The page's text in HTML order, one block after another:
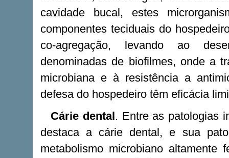
cavidade bucal, estes
componentes teciduais do
co-agregação, levando ao
denominadas de biofilmes, onde a
microbiana e à resistência a
defesa do hospedeiro têm eficácia
Cárie dental. Entre as patologias
destaca a cárie dental, e sua
metabolismo microbiano altamente